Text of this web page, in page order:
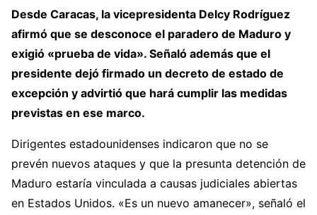
Desde Caracas, la vicepresidenta Delcy Rodríguez
afirmó que se desconoce el paradero de Maduro y
exigió «prueba de vida». Señaló además que el
presidente dejó firmado un decreto de estado de
excepción y advirtió que hará cumplir las medidas
previstas en ese marco.
Dirigentes estadounidenses indicaron que no se
prevén nuevos ataques y que la presunta detención de
Maduro estaría vinculada a causas judiciales abiertas
en Estados Unidos. «Es un nuevo amanecer», señaló el